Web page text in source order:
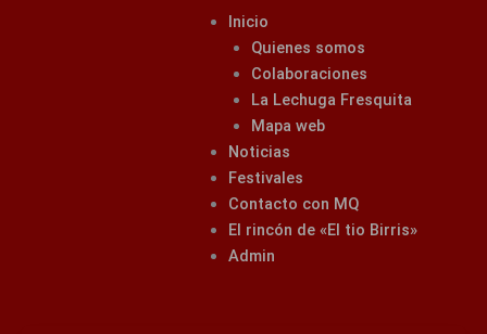
Inicio
Quienes somos
Colaboraciones
La Lechuga Fresquita
Mapa web
Noticias
Festivales
Contacto con MQ
El rincón de «El tio Birris»
Admin